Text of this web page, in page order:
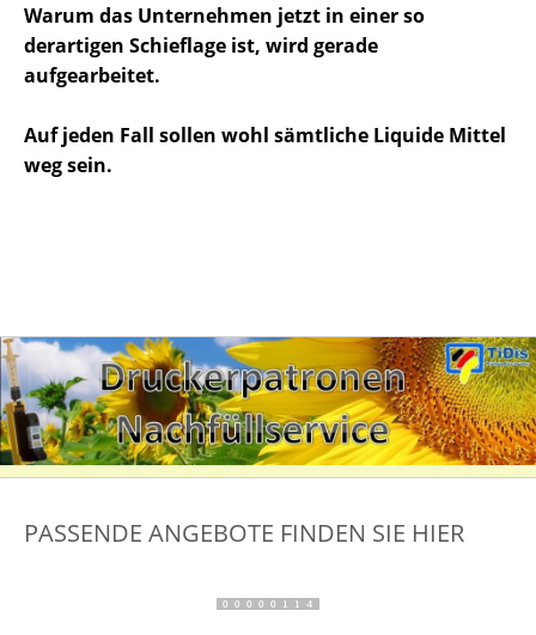
Warum das Unternehmen jetzt in einer so
derartigen Schieflage ist, wird gerade
aufgearbeitet.
Auf jeden Fall sollen wohl sämtliche Liquide Mittel
weg sein.
PASSENDE ANGEBOTE FINDEN SIE HIER